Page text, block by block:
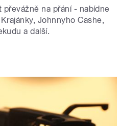
na přání - nabídne
Johnnyho Cashe,
a další.